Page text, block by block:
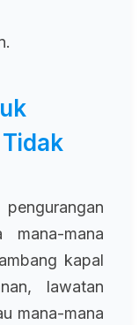
mana
kapal
lawatan
mana-mana